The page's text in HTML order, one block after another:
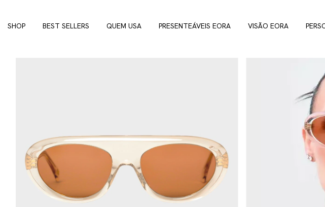
SHOP BEST SELLERS QUEM USA PRESENTEÁVEIS EORA VISÃO EORA